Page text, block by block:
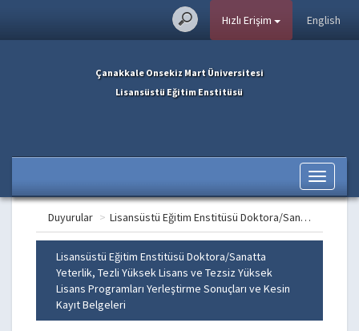
English
Hızlı Erişim
Çanakkale Onsekiz Mart Üniversitesi
Lisansüstü Eğitim Enstitüsü
Toggle
Duyurular > Lisansüstü Eğitim Enstitüsü Doktora/Sanatta Yeterlik, Tezli Yüksek Lisans ve Tezsiz Yüksek Lisans Programları Yerleştirme Sonuçları ve Kesin Kayıt Belgeleri
Lisansüstü Eğitim Enstitüsü Doktora/Sanatta
Yeterlik, Tezli Yüksek Lisans ve Tezsiz Yüksek
Lisans Programları Yerleştirme Sonuçları ve Kesin
Kayıt Belgeleri